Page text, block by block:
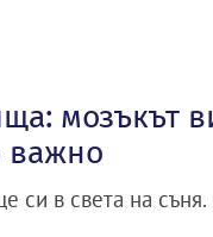
мозъкът
важно
си в света на